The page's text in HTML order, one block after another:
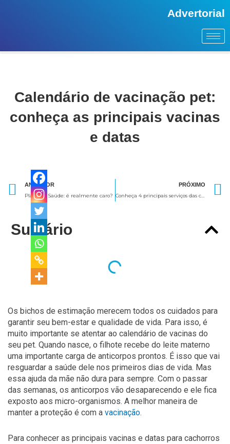
Advertorial
Calendário de vacinação pet:
conheça as principais vacinas
e datas
Anterior
ANTERIOR
Plano de Saúde: é realmente caro?
PRÓXIMO
Conheça 4 principais serviços das coberturas do Seguro Residencial
Sumário
Os bichos de estimação merecem todos os cuidados para
garantir seu bem-estar e qualidade de vida. Para isso, é
muito importante se atentar ao calendário de vacinas do
seu pet. Quando nasce, o filhote recebe do leite materno
uma importante carga de anticorpos prontos. É isso que vai
resguardar a saúde dele nos primeiros dias de vida. Mas
essa ajuda da mãe não dura para sempre. Com o passar
das semanas, os anticorpos vão desaparecendo e ele fica
exposto aos micro-organismos. A melhor maneira de
manter a proteção é com a vacinação.
Para conhecer as principais vacinas e datas para cachorros